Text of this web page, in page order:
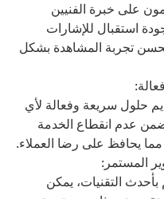
على خبرة الفنيين
استقبال للإشارات
يحسن تجربة المشاهدة بشكل
حلول سريعة وفعالة لأي
عدم انقطاع الخدمة
يحافظ على رضا العملاء.
المستمر:
التقنيات، يمكن